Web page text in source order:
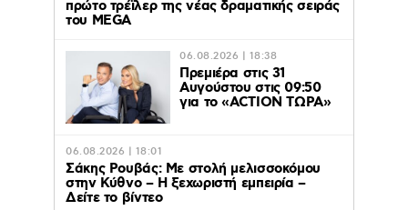
πρώτο τρέϊλερ της νέας δραματικής σειράς
του MEGA
06.08.2026 | 18:38
Πρεμιέρα στις 31
Αυγούστου στις 09:50
για το «ACTION ΤΩΡΑ»
06.08.2026 | 18:01
Σάκης Ρουβάς: Με στολή μελισσοκόμου
στην Κύθνο – Η ξεχωριστή εμπειρία –
Δείτε το βίντεο